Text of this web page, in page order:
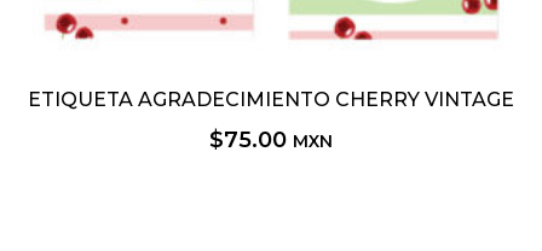
ETIQUETA AGRADECIMIENTO CHERRY VINTAGE
$75.00 MXN